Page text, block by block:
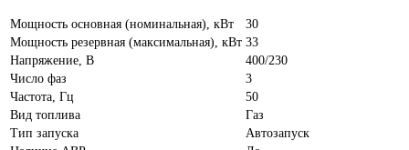
Мощность основная (номинальная), кВт
30
Мощность резервная (максимальная), кВт 33
Напряжение, В
400/230
Число фаз
3
Частота, Гц
50
Вид топлива
Газ
Тип запуска
Автозапуск